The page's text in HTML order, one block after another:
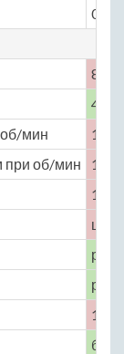
0
80 ×
4
мин
180
при об/мин
171
1796
11.5